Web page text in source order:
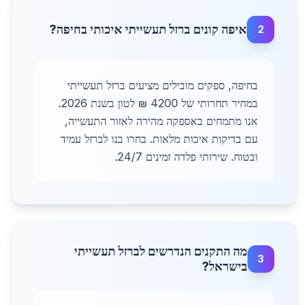
2 איפה קונים ברזל תעשייתי איכותי בחיפה?
בחיפה, ספקים מובילים מציעים ברזל תעשייתי
במחיר תחרותי של 4200 ₪ לטון בשנת 2026.
אנו מתמחים באספקה מהירה לאזור התעשייה,
עם בדיקות איכות מלאות. בחרו בנו לברזל עמיד
ובטוח. שירותי פלדה זמינים 24/7.
3
מה התקנים הנדרשים לברזל תעשייתי
בישראל?